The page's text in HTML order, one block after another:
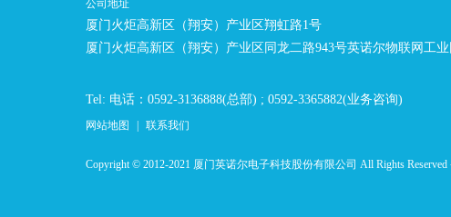
公司地址
厦门火炬高新区（翔安）产业区翔虹路1号
厦门火炬高新区（翔安）产业区同龙二路943号英诺尔物联网工业
Tel: 电话：0592-3136888(总部) ; 0592-3365882(业务咨询)
网站地图 联系我们
Copyright © 2012-2021 厦门英诺尔电子科技股份有限公司 All Rights